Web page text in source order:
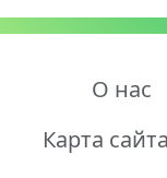
О нас
Карта сайта